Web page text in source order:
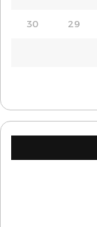
29
30